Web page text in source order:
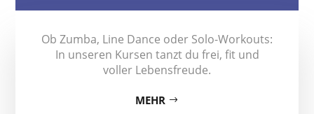
Ob Zumba, Line Dance oder Solo-Workouts:
In unseren Kursen tanzt du frei, fit und
voller Lebensfreude.
MEHR